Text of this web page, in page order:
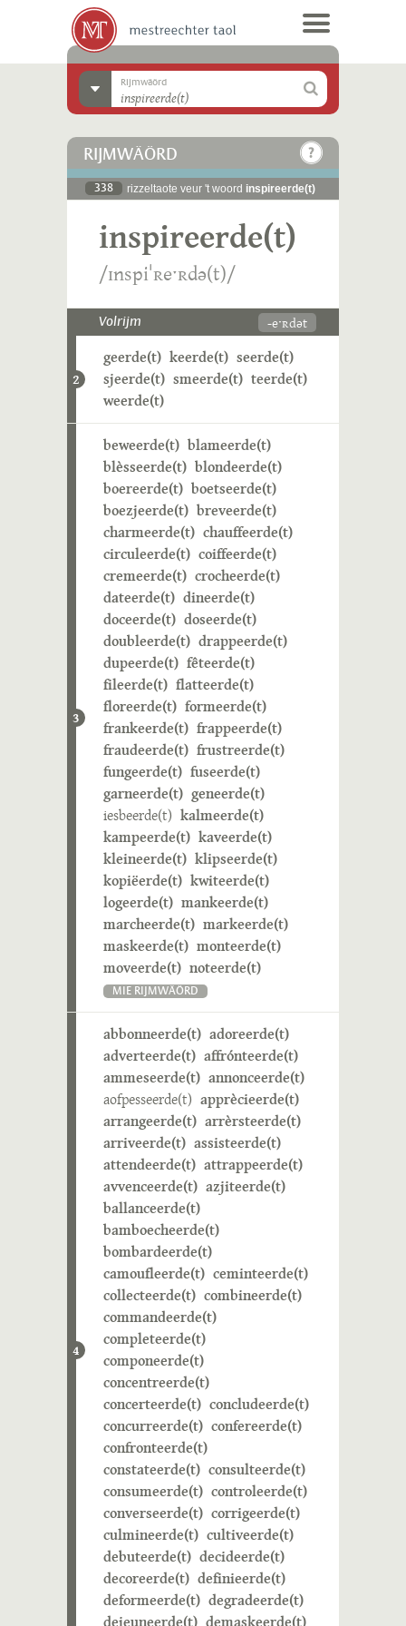
Rijmwäörd
RIJMWÄÖRD
338 rizzeltaote veur 't woord inspireerde(t)
inspireerde(t)
/ɪnspiˈʀeˑʀdə(t)/
Volrijm -eˑʀdət
2
geerde(t) keerde(t) seerde(t)
sjeerde(t) smeerde(t) teerde(t)
weerde(t)
3
beweerde(t) blameerde(t)
blèsseerde(t) blondeerde(t)
boereerde(t) boetseerde(t)
boezjeerde(t) breveerde(t)
charmeerde(t) chauffeerde(t)
circuleerde(t) coiffeerde(t)
cremeerde(t) crocheerde(t)
dateerde(t) dineerde(t)
doceerde(t) doseerde(t)
doubleerde(t) drappeerde(t)
dupeerde(t) fêteerde(t)
fileerde(t) flatteerde(t)
floreerde(t) formeerde(t)
frankeerde(t) frappeerde(t)
fraudeerde(t) frustreerde(t)
fungeerde(t) fuseerde(t)
garneerde(t) geneerde(t)
iesbeerde(t) kalmeerde(t)
kampeerde(t) kaveerde(t)
kleineerde(t) klipseerde(t)
kopiëerde(t) kwiteerde(t)
logeerde(t) mankeerde(t)
marcheerde(t) markeerde(t)
maskeerde(t) monteerde(t)
moveerde(t) noteerde(t)
MIE RIJMWÄÖRD
4
abbonneerde(t) adoreerde(t)
adverteerde(t) affrónteerde(t)
ammeseerde(t) annonceerde(t)
aofpesseerde(t) apprècieerde(t)
arrangeerde(t) arrèrsteerde(t)
arriveerde(t) assisteerde(t)
attendeerde(t) attrappeerde(t)
avvenceerde(t) azjiteerde(t)
ballanceerde(t)
bamboecheerde(t)
bombardeerde(t)
camoufleerde(t) ceminteerde(t)
collecteerde(t) combineerde(t)
commandeerde(t)
completeerde(t)
componeerde(t)
concentreerde(t)
concerteerde(t) concludeerde(t)
concurreerde(t) confereerde(t)
confronteerde(t)
constateerde(t) consulteerde(t)
consumeerde(t) controleerde(t)
converseerde(t) corrigeerde(t)
culmineerde(t) cultiveerde(t)
debuteerde(t) decideerde(t)
decoreerde(t) definieerde(t)
deformeerde(t) degradeerde(t)